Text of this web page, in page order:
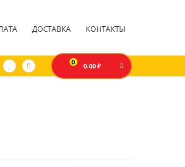
ДОСТАВКА КОНТАКТЫ
0 0.00 ₽